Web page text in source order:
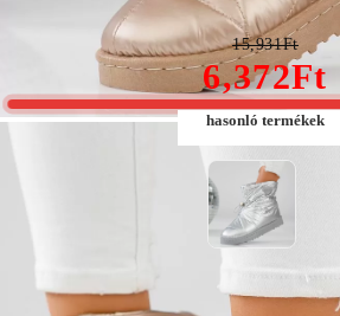
6,372Ft
15,931Ft
hasonló termékek